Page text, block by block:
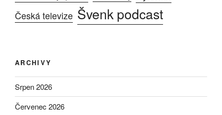
Česká televize Švenk podcast
ARCHIVY
Srpen 2026
Červenec 2026